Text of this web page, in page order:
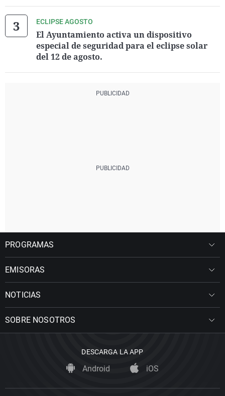
ECLIPSE AGOSTO
El Ayuntamiento activa un dispositivo
especial de seguridad para el eclipse solar
del 12 de agosto.
PROGRAMAS
EMISORAS
NOTICIAS
SOBRE NOSOTROS
DESCARGA LA APP
Android iOS